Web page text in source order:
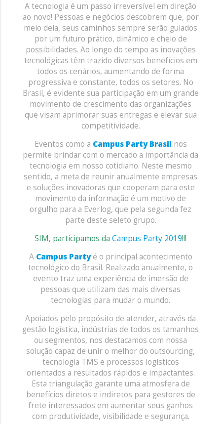
A tecnologia é um passo irreversível em direção
ao novo! Pessoas e negócios descobrem que, por
meio dela, seus caminhos sempre serão guiados
por um futuro prático, dinâmico e cheio de
possibilidades. Ao longo do tempo as inovações
tecnológicas têm trazido diversos benefícios em
todos os cenários, aumentando de forma
progressiva e constante, todos os setores. No
Brasil, é evidente sua participação em um grande
movimento de crescimento das organizações
que visam aprimorar suas entregas e elevar sua
competitividade.
Eventos como a Campus Party Brasil nos
permite brindar com o mercado a importância da
tecnologia em nosso cotidiano. Neste mesmo
sentido, a meta de reunir anualmente empresas
e soluções inovadoras que cooperam para este
movimento da informação é um motivo de
orgulho para a Everlog, que pela segunda fez
parte deste seleto grupo.
SIM, participamos da Campus Party 2019!!!
A Campus Party é o principal acontecimento
tecnológico do Brasil. Realizado anualmente, o
evento traz uma experiência de imersão de
pessoas que utilizam das mais diversas
tecnologias para mudar o mundo.
Apoiados pelo propósito de atender, através da
gestão logística, indústrias de todos os tamanhos
ou segmentos, nos destacamos com nossa
solução capaz de unir o melhor do outsourcing,
tecnologia TMS e processos logísticos
orientados a resultados rápidos e impactantes.
Esta triangulação garante uma atmosfera de
benefícios diretos e indiretos para gestores de
frete interessados em aumentar seus ganhos
com produtividade, visibilidade e segurança.